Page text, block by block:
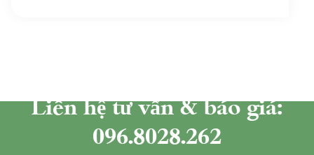
Liên hệ tư vấn & báo giá:
096.8028.262